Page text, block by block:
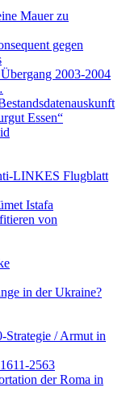
Mauer zu
gegen
2003-2004
Essen“
LINKES Flugblatt
Istafa
von
in der Ukraine?
Strategie / Armut in
2563
der Roma in